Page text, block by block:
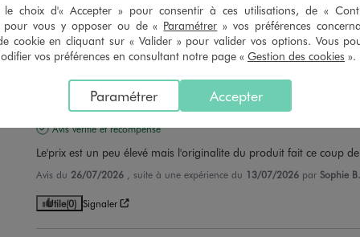
Très joli
Avis du 31/07/2026 , suite à une expérience du18/07/2026 parCathy M.
Utile(0) Signaler
4/5
Avis vérifié et récompensé
Le'prix est un peu élevé mais l'originalite du produit fait ce coup
Avis du 26/07/2026 , suite à une expérience du 13/07/2026 par Sophie B.
Utile(0) Signaler
le choix d'« Accepter » pour consentir à ces utilisations, de «
pour vous y opposer ou de « Paramétrer » vos préférences
cookie en cliquant sur « Valider » pour valider vos options. Vous
vos préférences en consultant notre page « Gestion des cookies ».
Accepter
Paramétrer